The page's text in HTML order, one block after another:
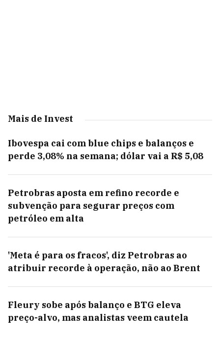
Mais de Invest
Ibovespa cai com blue chips e balanços e
perde 3,08% na semana; dólar vai a R$ 5,08
Petrobras aposta em refino recorde e
subvenção para segurar preços com
petróleo em alta
'Meta é para os fracos', diz Petrobras ao
atribuir recorde à operação, não ao Brent
Fleury sobe após balanço e BTG eleva
preço-alvo, mas analistas veem cautela